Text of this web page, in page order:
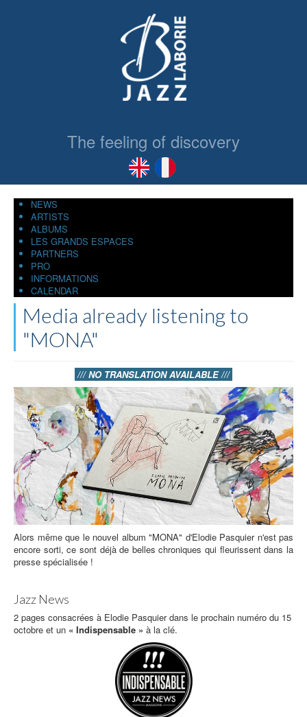
The feeling of discovery
NEWS
ARTISTS
ALBUMS
LES GRANDS ESPACES
PARTNERS
PRO
INFORMATIONS
CALENDAR
Media already listening to
"MONA"
/// NO TRANSLATION AVAILABLE ///
Alors même que le nouvel album "MONA" d'Elodie Pasquier n'est pas
encore sorti, ce sont déjà de belles chroniques qui fleurissent dans la
presse spécialisée !
Jazz News
2 pages consacrées à Elodie Pasquier dans le prochain numéro du 15
octobre et un « Indispensable » à la clé.